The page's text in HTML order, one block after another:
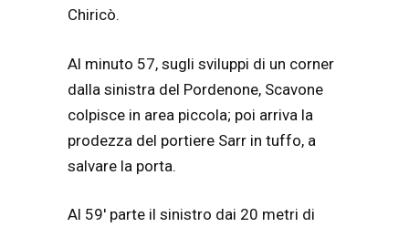
Chiricò.
Al minuto 57, sugli sviluppi di un corner
dalla sinistra del Pordenone, Scavone
colpisce in area piccola; poi arriva la
prodezza del portiere Sarr in tuffo, a
salvare la porta.
Al 59′ parte il sinistro dai 20 metri di